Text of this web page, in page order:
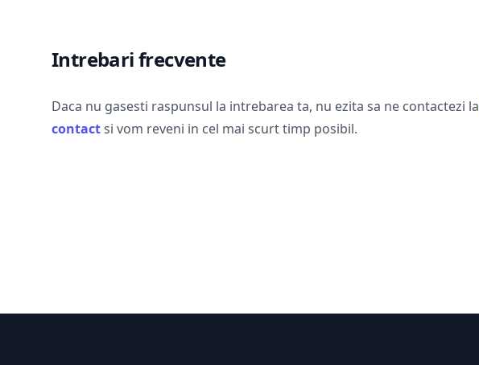
Intrebari frecvente
Daca nu gasesti raspunsul la intrebarea ta, nu ezita sa ne contactezi la
contactsi vom reveni in cel mai scurt timp posibil.